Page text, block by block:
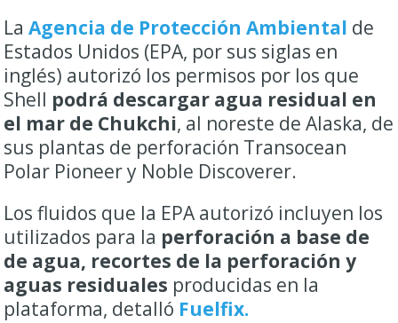
LaAgencia de Protección Ambiental de
Estados Unidos (EPA, por sus siglas en
inglés) autorizó los permisos por los que
Shell podrá descargar agua residual en
el mar de Chukchi, al noreste de Alaska, de
sus plantas de perforación Transocean
Polar Pioneer y Noble Discoverer.
Los fluidos que la EPA autorizó incluyen los
utilizados para la perforación a base de
de agua, recortes de la perforación y
aguas residuales producidas en la
plataforma, detalló Fuelfix.